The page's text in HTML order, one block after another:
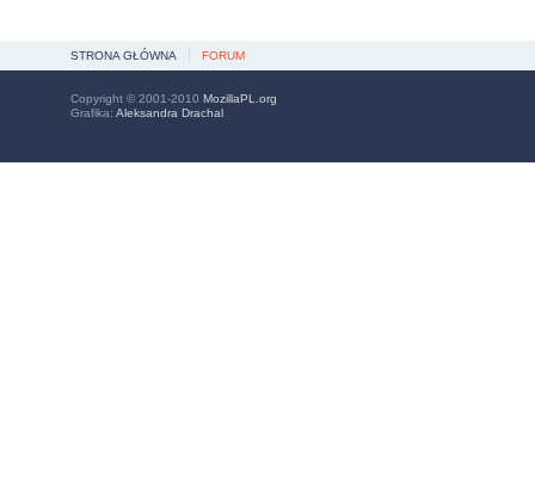
STRONA GŁÓWNA FORUM
Copyright © 2001-2010 MozillaPL.org
Grafika: Aleksandra Drachal